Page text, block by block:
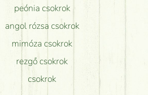
peónia csokrok
angol rózsa csokrok
mimóza csokrok
rezgő csokrok
csokrok